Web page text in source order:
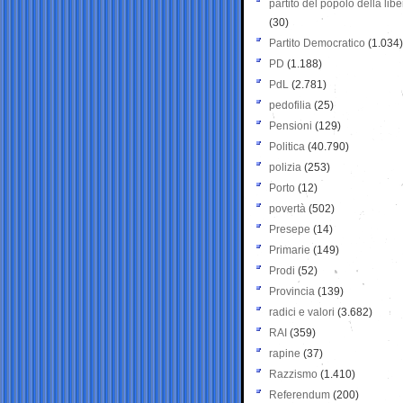
partito del popolo della
(30)
Partito Democratico (1.034)
PD (1.188)
PdL (2.781)
pedofilia (25)
Pensioni (129)
Politica (40.790)
polizia (253)
Porto (12)
povertà (502)
Presepe (14)
Primarie (149)
Prodi (52)
Provincia (139)
radici e valori (3.682)
RAI (359)
rapine (37)
Razzismo (1.410)
Referendum (200)